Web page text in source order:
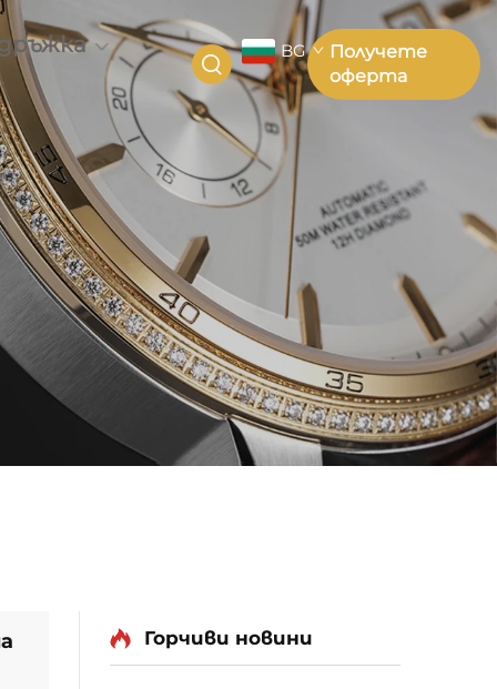
BG
Получете
оферта
Горчиви новини